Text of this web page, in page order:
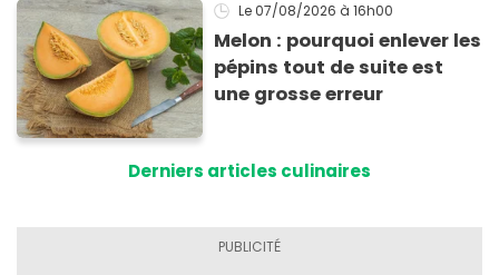
Le 07/08/2026 à 16h00
Melon : pourquoi enlever les
pépins tout de suite est
une grosse erreur
Derniers articles culinaires